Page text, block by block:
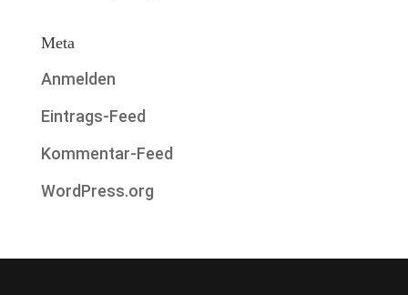
Meta
Anmelden
Eintrags-Feed
Kommentar-Feed
WordPress.org